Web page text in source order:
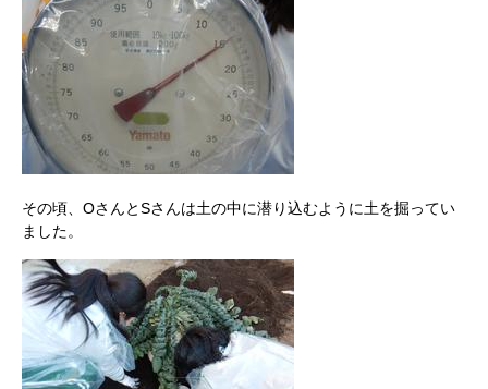
その頃、OさんとSさんは土の中に潜り込むように土を掘ってい
ました。